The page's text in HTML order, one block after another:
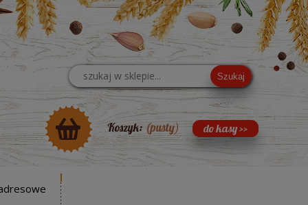
Szukaj
Koszyk: (pusty)